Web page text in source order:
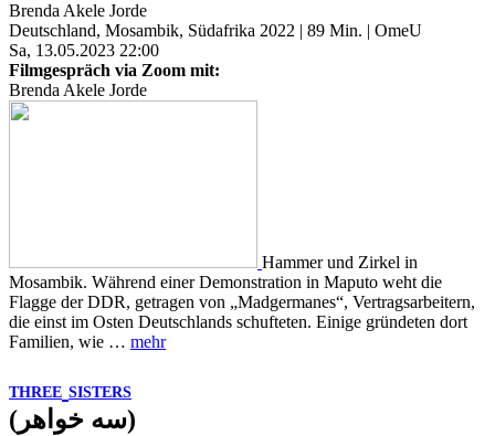
Brenda Akele Jorde
Deutschland, Mosambik, Südafrika 2022 | 89 Min. | OmeU
Sa, 13.05.2023 22:00
Filmgespräch via Zoom mit:
Brenda Akele Jorde
Hammer und Zirkel in
Mosambik. Während einer Demonstration in Maputo weht die
Flagge der DDR, getragen von „Madgermanes“, Vertragsarbeitern,
die einst im Osten Deutschlands schufteten. Einige gründeten dort
Familien, wie … mehr
THREE SISTERS
(سه خواهر)